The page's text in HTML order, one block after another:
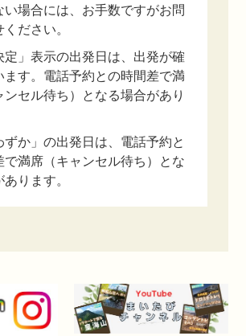
い場合には、お手数ですがお問
ださい。
」表示の出発日は、出発が確
ます。電話予約との時間差で満
ンセル待ち）となる場合があり
か」の出発日は、電話予約と
で満席（キャンセル待ち）とな
ります。